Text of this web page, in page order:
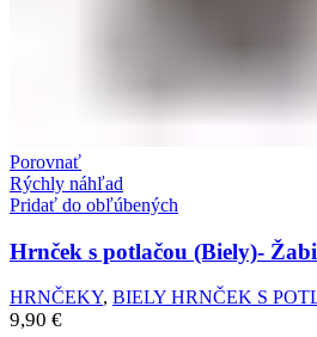
Porovnať
Rýchly náhľad
Pridať do obľúbených
Hrnček s potlačou (Biely)-
HRNČEKY, BIELY HRNČEK S
9,90 €